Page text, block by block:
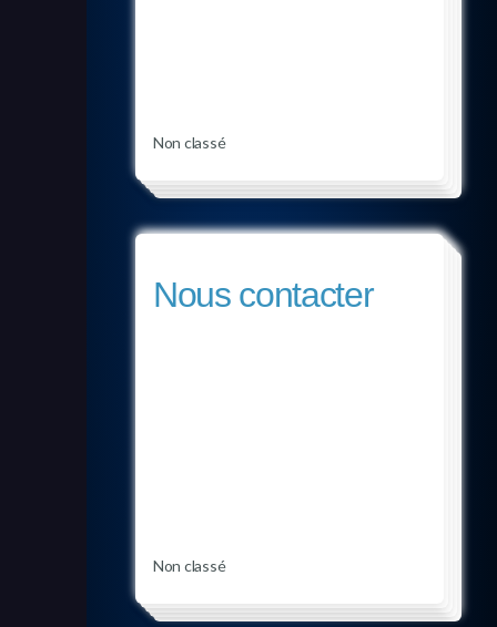
Non classé
Nous contacter
Non classé